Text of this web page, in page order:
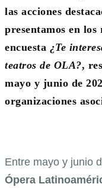
las acciones
presentamos en los
encuesta ¿Te
teatros de OLA?,
mayo y junio de
organizaciones
Entre mayo y junio
Ópera